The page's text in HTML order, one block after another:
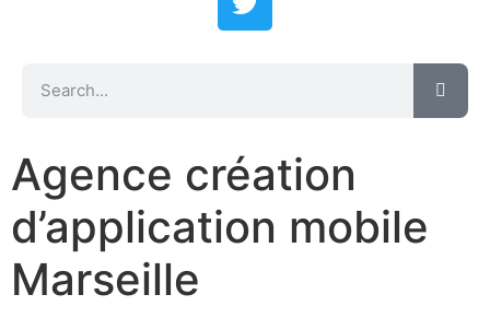
Agence création
d’application mobile
Marseille